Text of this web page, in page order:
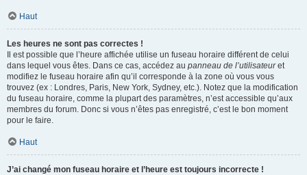
Haut
Les heures ne sont pas correctes !
Il est possible que l’heure affichée utilise un fuseau horaire différent de celui
dans lequel vous êtes. Dans ce cas, accédez au panneau de l’utilisateuret
modifiez le fuseau horaire afin qu’il corresponde à la zone où vous vous
trouvez (ex : Londres, Paris, New York, Sydney, etc.). Notez que la modification
du fuseau horaire, comme la plupart des paramètres, n’est accessible qu’aux
membres du forum. Donc si vous n’êtes pas enregistré, c’est le bon moment
pour le faire.
Haut
J’ai changé mon fuseau horaire et l’heure est toujours incorrecte !